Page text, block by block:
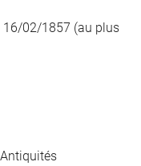
16/02/1857 (au plus